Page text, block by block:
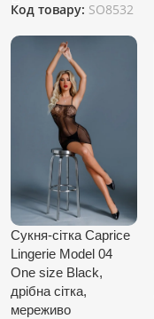
Код товару: SO8532
Сукня-сітка Caprice
Lingerie Model 04
One size Black,
дрібна сітка,
мереживо